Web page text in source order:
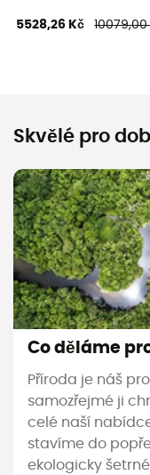
5528,26 Kč 10079,00
Skvělé pro
Co děláme
Příroda je náš
samozřejmé ji
celé naší
stavíme do
ekologicky